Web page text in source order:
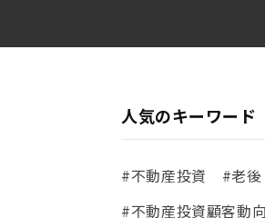
人気のキーワード
#不動産投資 #老後
#不動産投資顧客動